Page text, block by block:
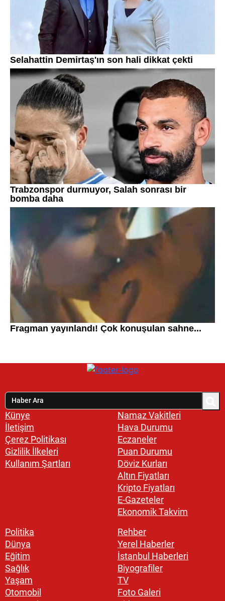
Künye
İletişim
Çerez Politikası
Gizlilik İlkeleri
Kullanım Şartları
Namaz Vakitleri
Hava Durumu
Eczaneler
Puan Durumu
Döviz Kurları
Altın Fiyatları
Kripto Fiyatları
E-Gazeteler
Ekonomik Takvim
Politika
Dünya
Eğitim
Sağlık
Yaşam
Otomobil
Rehber
Yerel Haberler
İstanbul Haberleri
Biyografiler
TV
Foto Galeri